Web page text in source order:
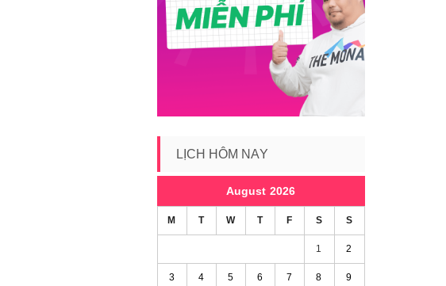
LỊCH HÔM NAY
August 2026
M T W T F S S
1 2
3 4 5 6 7 8 9